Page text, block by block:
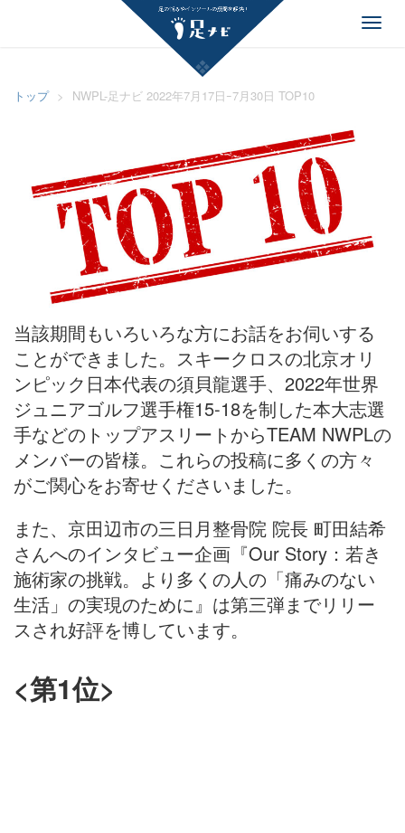
足ナビ
トップ > NWPL-足ナビ 2022年7月17日ｰ7月30日 TOP10
当該期間もいろいろな方にお話をお伺いする
ことができました。スキークロスの北京オリ
ンピック日本代表の須貝龍選手、2022年世界
ジュニアゴルフ選手権15-18を制した本大志選
手などのトップアスリートからTEAM NWPLの
メンバーの皆様。これらの投稿に多くの方々
がご関心をお寄せくださいました。
また、京田辺市の三日月整骨院 院長 町田結希
さんへのインタビュー企画『Our Story：若き
施術家の挑戦。より多くの人の「痛みのない
生活」の実現のために』は第三弾までリリー
スされ好評を博しています。
<第1位>